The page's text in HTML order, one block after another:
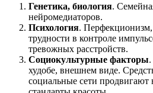
Генетика, биология.
нейромедиаторов.
Психология. Перфекционизм,
трудности в контроле
тревожных расстройств.
Социокультурные факторы
худобе, внешнем виде.
социальные сети продвигают